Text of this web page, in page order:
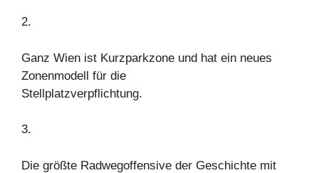
2.
Ganz Wien ist Kurzparkzone und hat ein neues
Zonenmodell für die
Stellplatzverpflichtung.
3.
Die größte Radwegoffensive der Geschichte mit